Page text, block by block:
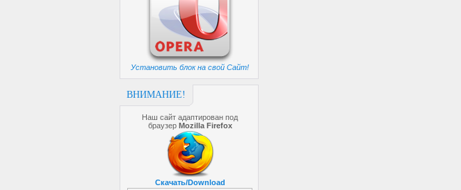
Установить блок на свой Сайт!
ВНИМАНИЕ!
Наш сайт адаптирован под
браузер Mozilla Firefox
Скачать/Download